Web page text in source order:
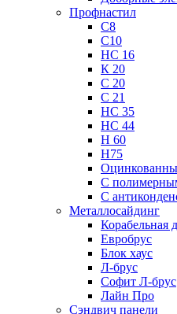
Профнастил
С8
С10
НС 16
К 20
С 20
С 21
НС 35
НС 44
Н 60
Н75
С
С
Металлосайдинг
Корабельная
Евробрус
Блок хаус
Л-брус
Софит Л-брус
Лайн Про
Сэндвич панели